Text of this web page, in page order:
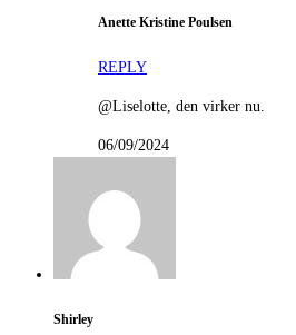
Anette Kristine Poulsen
REPLY
@Liselotte, den virker nu.
06/09/2024
Shirley